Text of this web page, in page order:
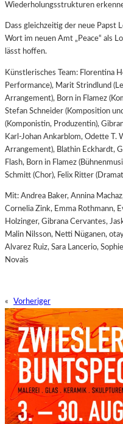
Wiederholungsstrukturen
Dass gleichzeitig der neue Papst
Wort im neuen Amt „Peace“ als
lässt hoffen.
Künstlerisches Team: Florentina
Performance), Marit Strindlund
Arrangement), Born in Flamez
Stefan Schneider (Komposition
(Komponistin, Produzentin),
Karl-Johan Ankarblom, Odette T.
Arrangement), Blathin Eckhardt,
Flash, Born in Flamez
Schmitt (Chor), Felix Ritter
Mit: Andrea Baker, Annina
Cornelia Zink, Emma Rothmann,
Holzinger, Gibrana Cervantes,
Malin Nilsson, Netti Nüganen,
Alvarez Ruiz, Sara Lancerio,
Novais
« Vorheriger